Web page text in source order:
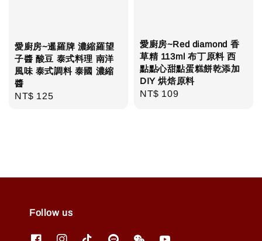
愛廚房~暹羅牌 濃縮羅望
子醬 酸豆 泰式料理 南洋
風味 泰式調料 泰國 濃縮
醬
Regular
NT$ 125
愛廚房~Red diamond 香
草精 113ml 布丁原料 西
點點心甜點蛋糕餅乾添加
DIY 烘焙原料
Regular
NT$ 109
Follow us